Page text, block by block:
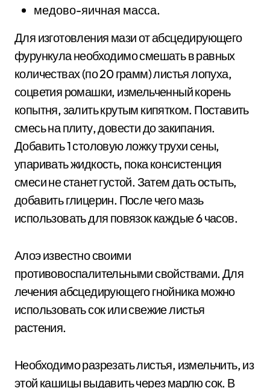
медово-яичная масса.
Для изготовления мази от абсцедирующего
фурункула необходимо смешать в равных
количествах (по 20 грамм) листья лопуха,
соцветия ромашки, измельченный корень
копытня, залить крутым кипятком. Поставить
смесь на плиту, довести до закипания.
Добавить 1 столовую ложку трухи сены,
упаривать жидкость, пока консистенция
смеси не станет густой. Затем дать остыть,
добавить глицерин. После чего мазь
использовать для повязок каждые 6 часов.
Алоэ известно своими
противовоспалительными свойствами. Для
лечения абсцедирующего гнойника можно
использовать сок или свежие листья
растения.
Необходимо разрезать листья, измельчить, из
этой кашицы выдавить через марлю сок. В